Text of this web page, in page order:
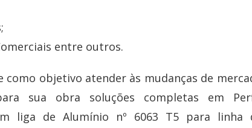
entre outros.
como objetivo atender às mudanças de
sua obra soluções completas em
liga de Alumínio nº 6063 T5 para linha